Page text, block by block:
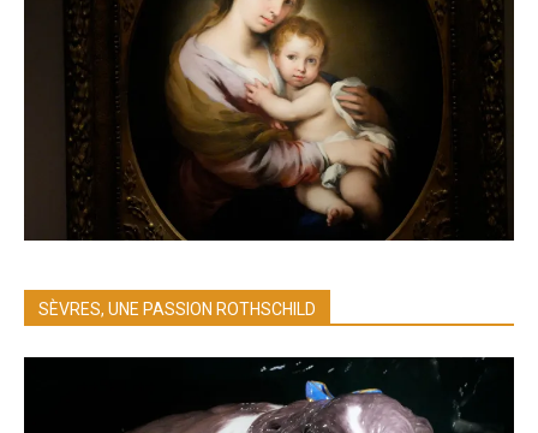
SÈVRES, UNE PASSION ROTHSCHILD